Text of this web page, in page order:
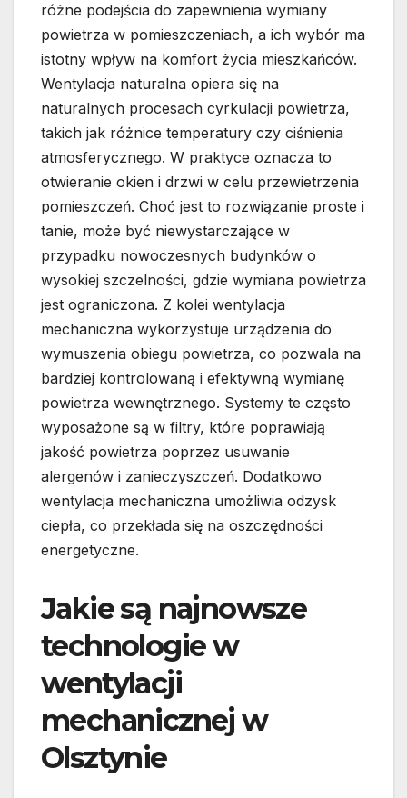
różne podejścia do zapewnienia wymiany
powietrza w pomieszczeniach, a ich wybór ma
istotny wpływ na komfort życia mieszkańców.
Wentylacja naturalna opiera się na
naturalnych procesach cyrkulacji powietrza,
takich jak różnice temperatury czy ciśnienia
atmosferycznego. W praktyce oznacza to
otwieranie okien i drzwi w celu przewietrzenia
pomieszczeń. Choć jest to rozwiązanie proste i
tanie, może być niewystarczające w
przypadku nowoczesnych budynków o
wysokiej szczelności, gdzie wymiana powietrza
jest ograniczona. Z kolei wentylacja
mechaniczna wykorzystuje urządzenia do
wymuszenia obiegu powietrza, co pozwala na
bardziej kontrolowaną i efektywną wymianę
powietrza wewnętrznego. Systemy te często
wyposażone są w filtry, które poprawiają
jakość powietrza poprzez usuwanie
alergenów i zanieczyszczeń. Dodatkowo
wentylacja mechaniczna umożliwia odzysk
ciepła, co przekłada się na oszczędności
energetyczne.
Jakie są najnowsze
technologie w
wentylacji
mechanicznej w
Olsztynie